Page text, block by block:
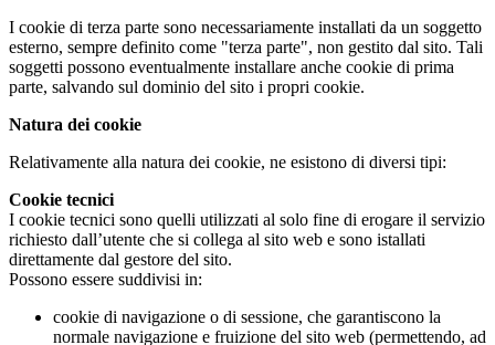
I cookie di terza parte sono necessariamente installati da un soggetto
esterno, sempre definito come "terza parte", non gestito dal sito. Tali
soggetti possono eventualmente installare anche cookie di prima
parte, salvando sul dominio del sito i propri cookie.
Natura dei cookie
Relativamente alla natura dei cookie, ne esistono di diversi tipi:
Cookie tecnici
I cookie tecnici sono quelli utilizzati al solo fine di erogare il servizio
richiesto dall’utente che si collega al sito web e sono istallati
direttamente dal gestore del sito.
Possono essere suddivisi in:
cookie di navigazione o di sessione, che garantiscono la
normale navigazione e fruizione del sito web (permettendo, ad